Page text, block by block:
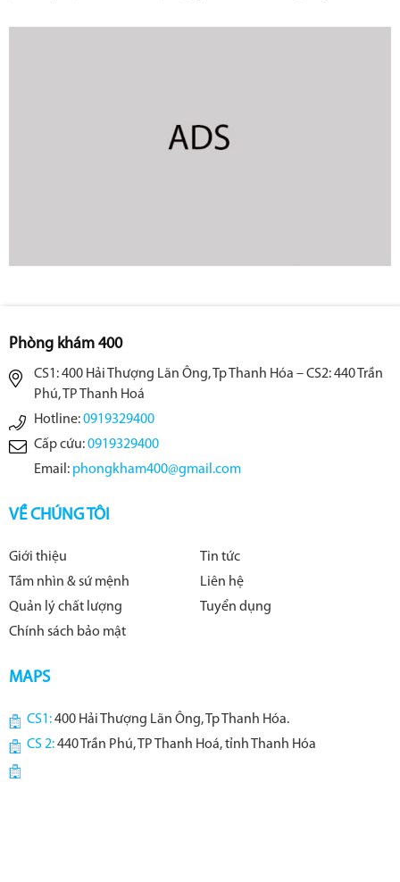
Phòng khám 400
CS1: 400 Hải Thượng Lãn Ông, Tp Thanh Hóa – CS2: 440 Trần
Phú, TP Thanh Hoá
Hotline:0919329400
Cấp cứu:0919329400
Email: phongkham400@gmail.com
VỀ CHÚNG TÔI
Giới thiệu
Tin tức
Tầm nhìn & sứ mệnh
Liên hệ
Quản lý chất lượng
Tuyển dụng
Chính sách bảo mật
MAPS
CS1:400 Hải Thượng Lãn Ông, Tp Thanh Hóa.
CS 2:440 Trần Phú, TP Thanh Hoá, tỉnh Thanh Hóa